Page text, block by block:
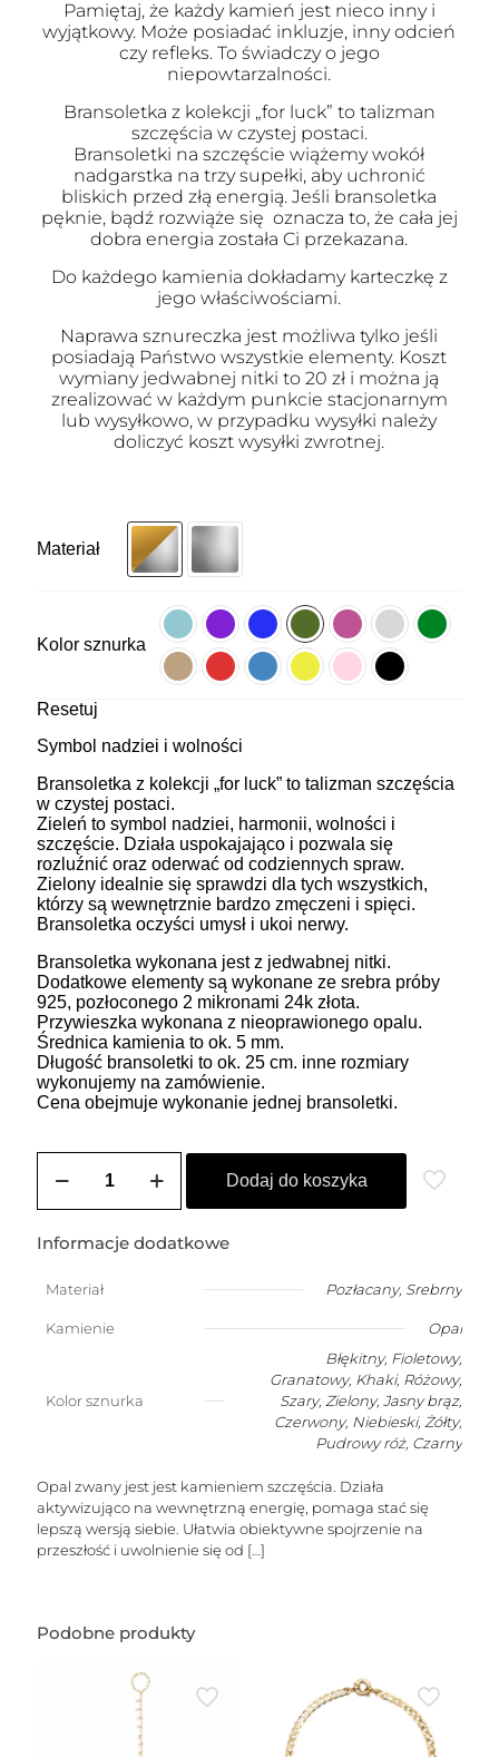
Pamiętaj, że każdy kamień jest nieco inny i
wyjątkowy. Może posiadać inkluzje, inny odcień
czy refleks. To świadczy o jego
niepowtarzalności.
Bransoletka z kolekcji „for luck” to talizman
szczęścia w czystej postaci.
Bransoletki na szczęście wiążemy wokół
nadgarstka na trzy supełki, aby uchronić
bliskich przed złą energią. Jeśli bransoletka
pęknie, bądź rozwiąże się oznacza to, że cała jej
dobra energia została Ci przekazana.
Do każdego kamienia dokładamy karteczkę z
jego właściwościami.
Naprawa sznureczka jest możliwa tylko jeśli
posiadają Państwo wszystkie elementy. Koszt
wymiany jedwabnej nitki to 20 zł i można ją
zrealizować w każdym punkcie stacjonarnym
lub wysyłkowo, w przypadku wysyłki należy
doliczyć koszt wysyłki zwrotnej.
Materiał
Kolor sznurka
Resetuj
Symbol nadziei i wolności
Bransoletka z kolekcji „for luck” to talizman szczęścia
w czystej postaci.
Zieleń to symbol nadziei, harmonii, wolności i
szczęście. Działa uspokajająco i pozwala się
rozluźnić oraz oderwać od codziennych spraw.
Zielony idealnie się sprawdzi dla tych wszystkich,
którzy są wewnętrznie bardzo zmęczeni i spięci.
Bransoletka oczyści umysł i ukoi nerwy.
Bransoletka wykonana jest z jedwabnej nitki.
Dodatkowe elementy są wykonane ze srebra próby
925, pozłoconego 2 mikronami 24k złota.
Przywieszka wykonana z nieoprawionego opalu.
Średnica kamienia to ok. 5 mm.
Długość bransoletki to ok. 25 cm. inne rozmiary
wykonujemy na zamówienie.
Cena obejmuje wykonanie jednej bransoletki.
Bransoletka
z
opalem
(kamień
szczęścia)
Dodaj do koszyka
Informacje dodatkowe
Materiał Pozłacany, Srebrny
Kamienie Opal
Kolor sznurka
Błękitny, Fioletowy,
Granatowy, Khaki, Różowy,
Szary, Zielony, Jasny brąz,
Czerwony, Niebieski, Żółty,
Pudrowy róż, Czarny
Opal zwany jest jest kamieniem szczęścia. Działa
aktywizująco na wewnętrzną energię, pomaga stać się
lepszą wersją siebie. Ułatwia obiektywne spojrzenie na
przeszłość i uwolnienie się od […]
Podobne produkty